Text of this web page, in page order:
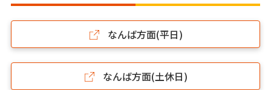
なんば方面(平日)
なんば方面(土休日)